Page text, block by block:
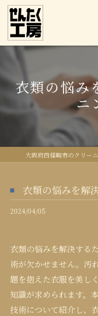
衣類の悩み
ニ
衣類の悩みを解
2024/04/05
衣類の悩みを解決する
術が欠かせません。汚
題を抱えた衣服を美し
知識が求められます。
技術について紹介し、